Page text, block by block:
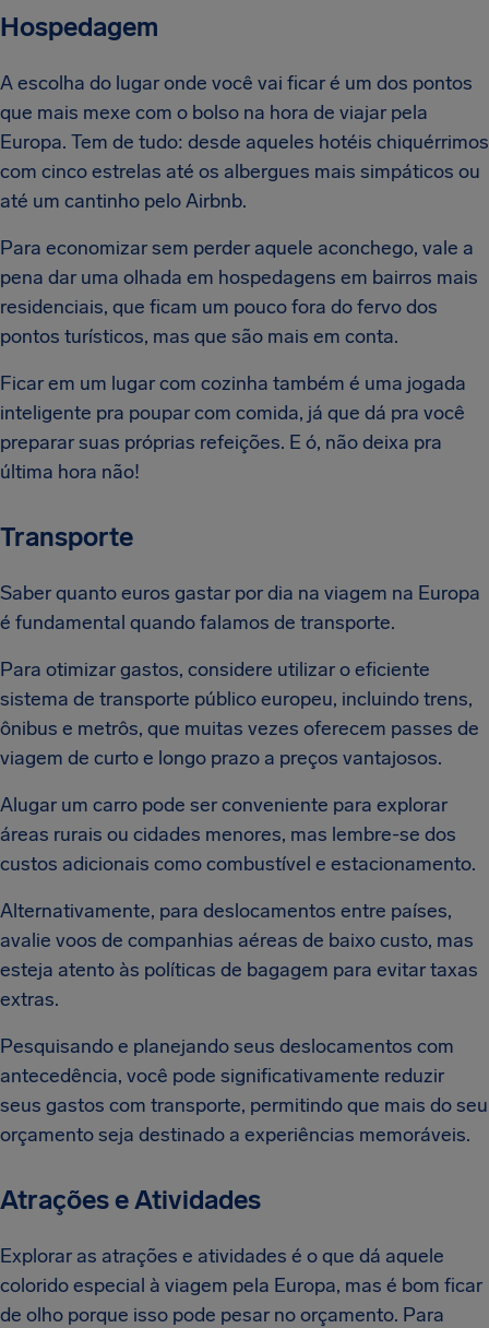
Hospedagem
A escolha do lugar onde você vai ficar é um dos pontos
que mais mexe com o bolso na hora de viajar pela
Europa. Tem de tudo: desde aqueles hotéis chiquérrimos
com cinco estrelas até os albergues mais simpáticos ou
até um cantinho pelo Airbnb.
Para economizar sem perder aquele aconchego, vale a
pena dar uma olhada em hospedagens em bairros mais
residenciais, que ficam um pouco fora do fervo dos
pontos turísticos, mas que são mais em conta.
Ficar em um lugar com cozinha também é uma jogada
inteligente pra poupar com comida, já que dá pra você
preparar suas próprias refeições. E ó, não deixa pra
última hora não!
Transporte
Saber quanto euros gastar por dia na viagem na Europa
é fundamental quando falamos de transporte.
Para otimizar gastos, considere utilizar o eficiente
sistema de transporte público europeu, incluindo trens,
ônibus e metrôs, que muitas vezes oferecem passes de
viagem de curto e longo prazo a preços vantajosos.
Alugar um carro pode ser conveniente para explorar
áreas rurais ou cidades menores, mas lembre-se dos
custos adicionais como combustível e estacionamento.
Alternativamente, para deslocamentos entre países,
avalie voos de companhias aéreas de baixo custo, mas
esteja atento às políticas de bagagem para evitar taxas
extras.
Pesquisando e planejando seus deslocamentos com
antecedência, você pode significativamente reduzir
seus gastos com transporte, permitindo que mais do seu
orçamento seja destinado a experiências memoráveis.
Atrações e Atividades
Explorar as atrações e atividades é o que dá aquele
colorido especial à viagem pela Europa, mas é bom ficar
de olho porque isso pode pesar no orçamento. Para